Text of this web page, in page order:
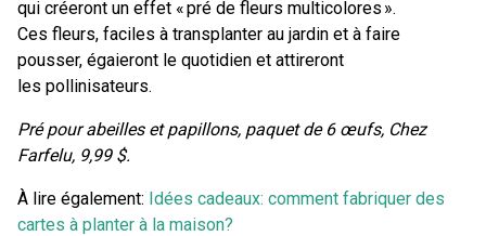
qui créeront un effet « pré de fleurs multicolores ».
Ces fleurs, faciles à transplanter au jardin et à faire
pousser, égaieront le quotidien et attireront
les pollinisateurs.
Pré pour abeilles et papillons, paquet de 6 œufs, Chez
Farfelu, 9,99 $.
À lire également: Idées cadeaux: comment fabriquer des
cartes à planter à la maison?